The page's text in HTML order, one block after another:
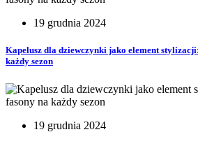
19 grudnia 2024
Kapelusz dla dziewczynki jako element
każdy sezon
19 grudnia 2024